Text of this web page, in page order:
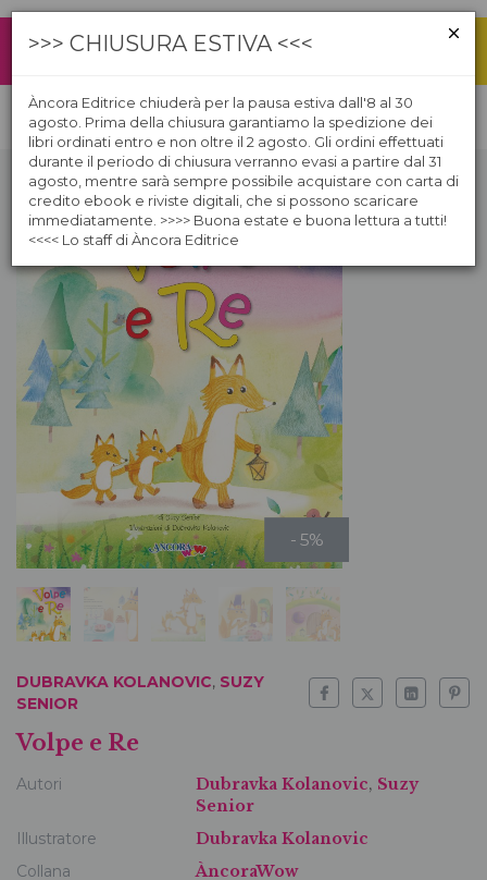
- 5%
DUBRAVKA KOLANOVIC, SUZY
SENIOR
Volpe e Re
Autori Dubravka Kolanovic, Suzy
Senior
Illustratore
Dubravka Kolanovic
Collana
ÀncoraWow
>>> CHIUSURA ESTIVA <<<
Àncora Editrice chiuderà per la pausa estiva dall'8 al 30
agosto. Prima della chiusura garantiamo la spedizione dei
libri ordinati entro e non oltre il 2 agosto. Gli ordini effettuati
durante il periodo di chiusura verranno evasi a partire dal 31
agosto, mentre sarà sempre possibile acquistare con carta di
credito ebook e riviste digitali, che si possono scaricare
immediatamente. >>>> Buona estate e buona lettura a tutti!
<<<< Lo staff di Àncora Editrice